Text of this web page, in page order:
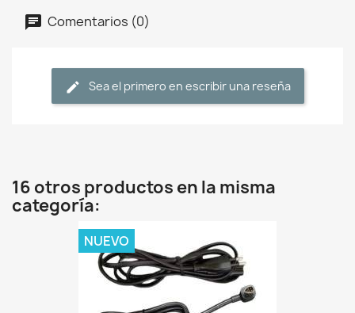
Comentarios (0)
Sea el primero en escribir una reseña
16 otros productos en la misma
categoría:
NUEVO